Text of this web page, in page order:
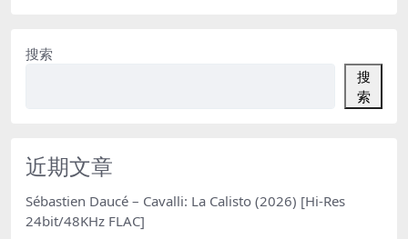
搜索
搜
索
近期文章
Sébastien Daucé – Cavalli: La Calisto (2026) [Hi-Res
24bit/48KHz FLAC]